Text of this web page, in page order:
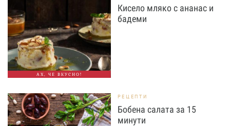
АХ, ЧЕ ВКУСНО!
Кисело мляко с ананас и
бадеми
РЕЦЕПТИ
Бобена салата за 15
минути